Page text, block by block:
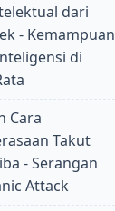
dari
- Kemampuan
di
Cara
Takut
- Serangan
Attack